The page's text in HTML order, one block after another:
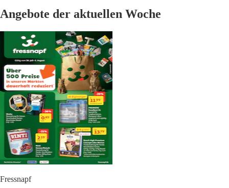
Angebote der aktuellen Woche
Fressnapf